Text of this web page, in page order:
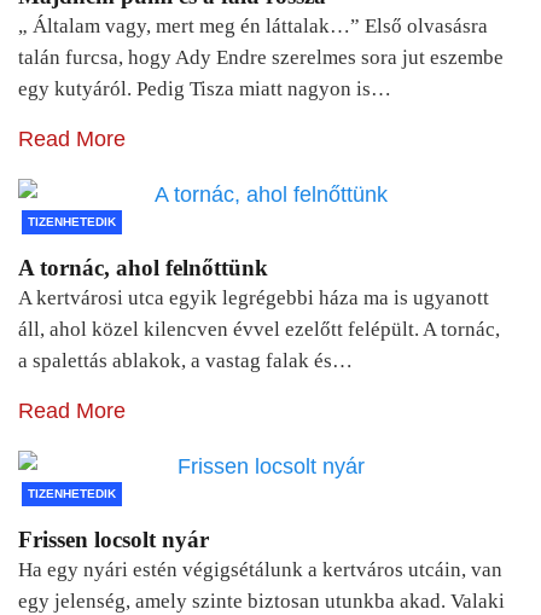
„ Általam vagy, mert meg én láttalak…” Első olvasásra
talán furcsa, hogy Ady Endre szerelmes sora jut eszembe
egy kutyáról. Pedig Tisza miatt nagyon is…
Read More
TIZENHETEDIK
A tornác, ahol felnőttünk
A kertvárosi utca egyik legrégebbi háza ma is ugyanott
áll, ahol közel kilencven évvel ezelőtt felépült. A tornác,
a spalettás ablakok, a vastag falak és…
Read More
TIZENHETEDIK
Frissen locsolt nyár
Ha egy nyári estén végigsétálunk a kertváros utcáin, van
egy jelenség, amely szinte biztosan utunkba akad. Valaki